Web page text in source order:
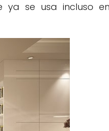
ya se usa incluso en